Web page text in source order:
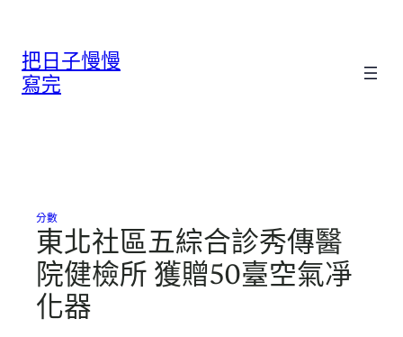
把日子慢慢
寫完
分數
東北社區五綜合診秀傳醫
院健檢所 獲贈50臺空氣凈
化器